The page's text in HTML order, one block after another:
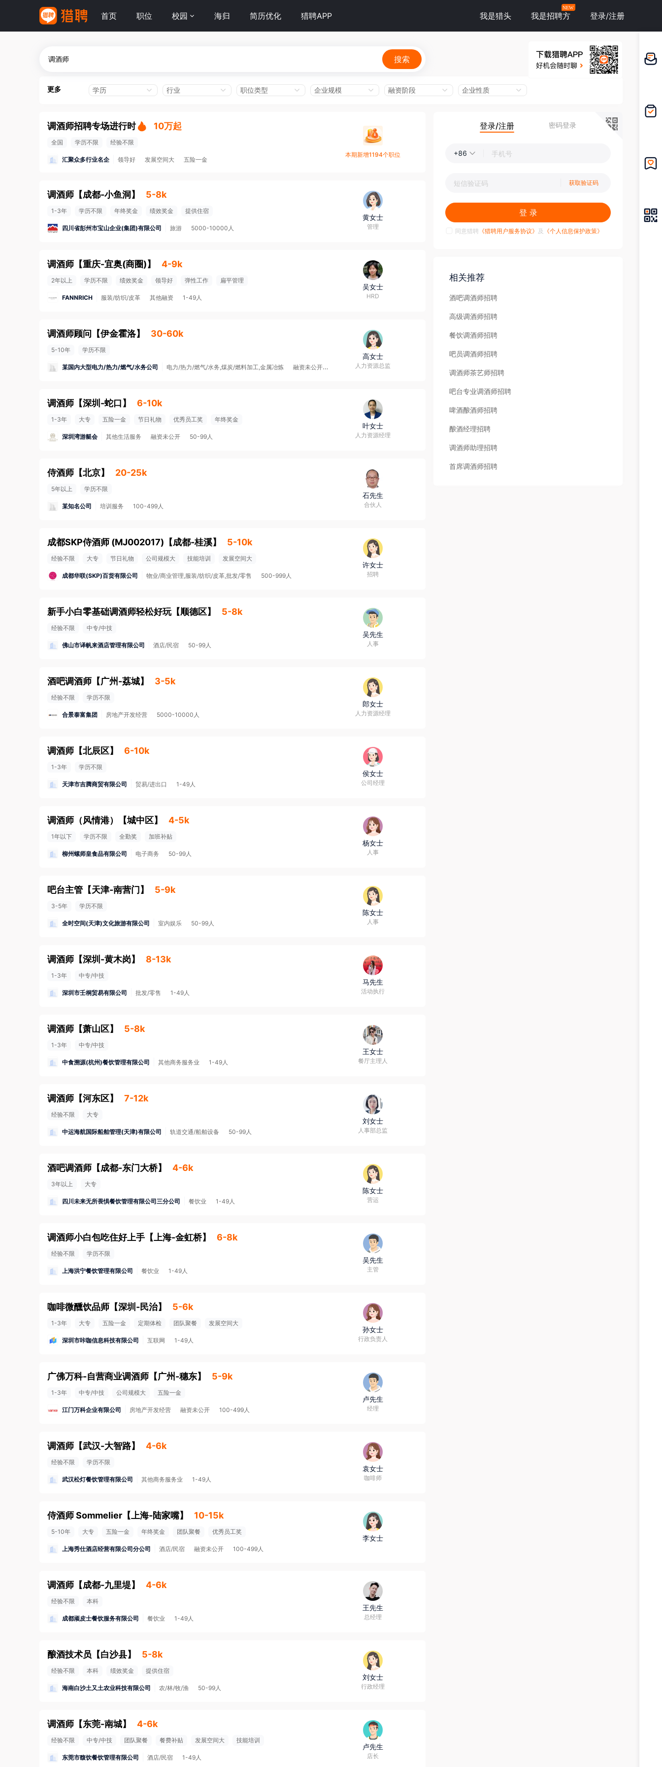
首页 职位 校园 海归 简历优化 猎聘APP 我是猎头 我是招聘方
NEW
登录/注册
搜索
更多 学历 行业 职位类型 企业规模 融资阶段 企业性质
调酒师招聘专场进行时 10万起
全国 学历不限 经验不限
汇聚众多行业名企 领导好 发展空间大 五险一金
本期新增1194个职位
调酒师 【成都-小鱼洞 】 5-8k
1-3年 学历不限 年终奖金 绩效奖金 提供住宿
四川省彭州市宝山企业(集团)有限公司 旅游 5000-10000人
黄女士
管理
调酒师 【重庆-宜奥(商圈)】 4-9k
2年以上 学历不限 绩效奖金 领导好 弹性工作 扁平管理
FANNRICH 服装/纺织/皮革 其他融资 1-49人
吴女士
HRD
调酒师顾问 【伊金霍洛】 30-60k
5-10年 学历不限
某国内大型电力/热力/燃气/水务公司 电力/热力/燃气/水务,煤炭/燃料加工,金属冶炼 融资未公开 5000-10000人
高女士
人力资源总监
调酒师 【深圳-蛇口 】 6-10k
1-3年 大专 五险一金 节日礼物 优秀员工奖 年终奖金
深圳湾游艇会 其他生活服务 融资未公开 50-99人
叶女士
人力资源经理
侍酒师 【北京】 20-25k
5年以上 学历不限
某知名公司 培训服务 100-499人
石先生
合伙人
成都SKP侍酒师 (MJ002017) 【成都-桂溪】 5-10k
经验不限 大专 节日礼物 公司规模大 技能培训 发展空间大
成都华联(SKP)百货有限公司 物业/商业管理,服装/纺织/皮革,批发/零售 500-999人
许女士
招聘
新手小白零基础调酒师轻松好玩 【顺德区】 5-8k
经验不限 中专/中技
佛山市译帆来酒店管理有限公司 酒店/民宿 50-99人
吴先生
人事
酒吧调酒师 【广州-荔城】 3-5k
经验不限 学历不限
合景泰富集团 房地产开发经营 5000-10000人
郎女士
人力资源经理
调酒师 【北辰区】 6-10k
1-3年 学历不限
天津市吉腾商贸有限公司 贸易/进出口 1-49人
侯女士
公司经理
调酒师（风情港） 【城中区】 4-5k
1年以下 学历不限 全勤奖 加班补贴
柳州螺师皇食品有限公司 电子商务 50-99人
杨女士
人事
吧台主管 【天津-南营门 】 5-9k
3-5年 学历不限
全时空间(天津)文化旅游有限公司 室内娱乐 50-99人
陈女士
人事
调酒师 【深圳-黄木岗】 8-13k
1-3年 中专/中技
深圳市壬桐贸易有限公司 批发/零售 1-49人
马先生
活动执行
调酒师 【萧山区】 5-8k
1-3年 中专/中技
中食溯源(杭州)餐饮管理有限公司 其他商务服务业 1-49人
王女士
餐厅主理人
调酒师 【河东区】 7-12k
经验不限 大专
中运海航国际船舶管理(天津)有限公司 轨道交通/船舶设备 50-99人
刘女士
人事部总监
酒吧调酒师 【成都-东门大桥】 4-6k
3年以上 大专
四川未来无所畏惧餐饮管理有限公司三分公司 餐饮业 1-49人
陈女士
营运
调酒师小白包吃住好上手 【 上海-金虹桥】 6-8k
经验不限 学历不限
上海洪宁餐饮管理有限公司 餐饮业 1-49人
吴先生
主管
咖啡微醺饮品师 【深圳-民治】 5-6k
1-3年 大专 五险一金 定期体检 团队聚餐 发展空间大
深圳市咔咖信息科技有限公司 互联网 1-49人
孙女士
行政负责人
广佛万科-自营商业调酒师 【广州-穗东】 5-9k
1-3年 中专/中技 公司规模大 五险一金
江门万科企业有限公司 房地产开发经营 融资未公开 100-499人
卢先生
经理
调酒师 【武汉-大智路】 4-6k
经验不限 学历不限
武汉松灯餐饮管理有限公司 其他商务服务业 1-49人
袁女士
咖啡师
侍酒师 Sommelier 【 上海-陆家嘴】 10-15k
5-10年 大专 五险一金 年终奖金 团队聚餐 优秀员工奖
上海秀仕酒店经营有限公司分公司 酒店/民宿 融资未公开 100-499人
李女士
调酒师 【成都-九里堤】 4-6k
经验不限 本科
成都顽皮士餐饮服务有限公司 餐饮业 1-49人
王先生
总经理
酿酒技术员 【白沙县】 5-8k
经验不限 本科 绩效奖金 提供住宿
海南白沙土又土农业科技有限公司 农/林/牧/渔 50-99人
刘女士
行政经理
调酒师 【东莞-南城】 4-6k
经验不限 中专/中技 团队聚餐 餐费补贴 发展空间大 技能培训
东莞市馥饮餐饮管理有限公司 酒店/民宿 1-49人
卢先生
店长
登录/注册 密码登录
+86
获取验证码
登 录
同意猎聘 《猎聘用户服务协议》 及 《个人信息保护政策》
相关推荐
酒吧调酒师招聘
高级调酒师招聘
餐饮调酒师招聘
吧员调酒师招聘
调酒师茶艺师招聘
吧台专业调酒师招聘
啤酒酿酒师招聘
酿酒经理招聘
调酒师助理招聘
首席调酒师招聘